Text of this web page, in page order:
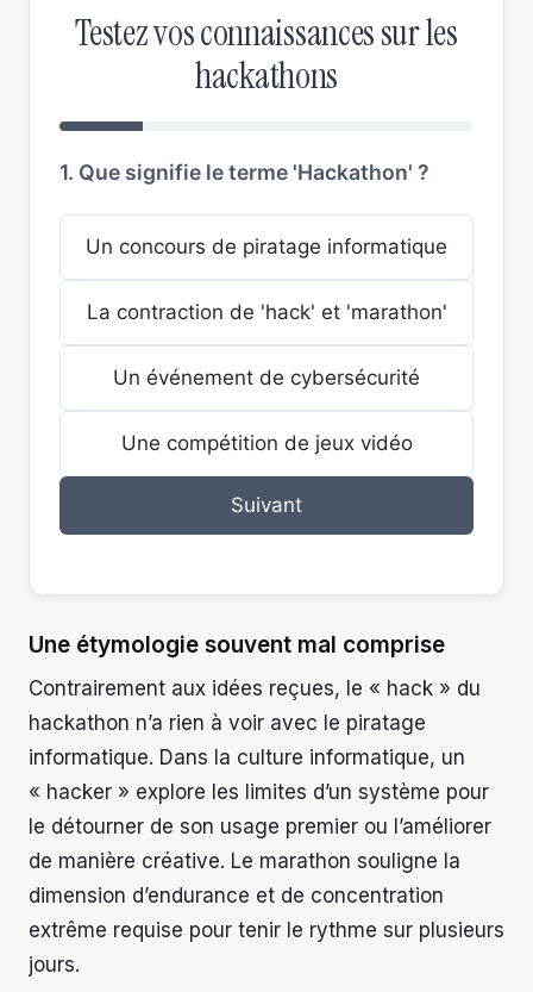
Testez vos connaissances sur les
hackathons
1. Que signifie le terme 'Hackathon' ?
Un concours de piratage informatique
La contraction de 'hack' et 'marathon'
Un événement de cybersécurité
Une compétition de jeux vidéo
Suivant
Une étymologie souvent mal comprise
Contrairement aux idées reçues, le « hack » du
hackathon n’a rien à voir avec le piratage
informatique. Dans la culture informatique, un
« hacker » explore les limites d’un système pour
le détourner de son usage premier ou l’améliorer
de manière créative. Le marathon souligne la
dimension d’endurance et de concentration
extrême requise pour tenir le rythme sur plusieurs
jours.